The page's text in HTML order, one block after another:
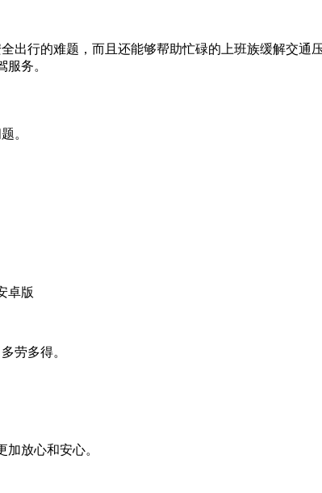
行的难题，而且还能够帮助忙碌的上班族缓解交通
务。
。
劳多得。
放心和安心。